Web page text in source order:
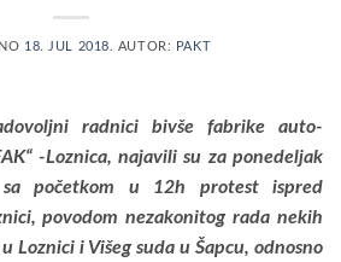
18. JUL 2018. AUTOR: PAKT
radnici bivše fabrike auto-
-Loznica, najavili su za ponedeljak
sa početkom u 12h protest ispred
povodom nezakonitog rada nekih
Loznici i Višeg suda u Šapcu, odnosno